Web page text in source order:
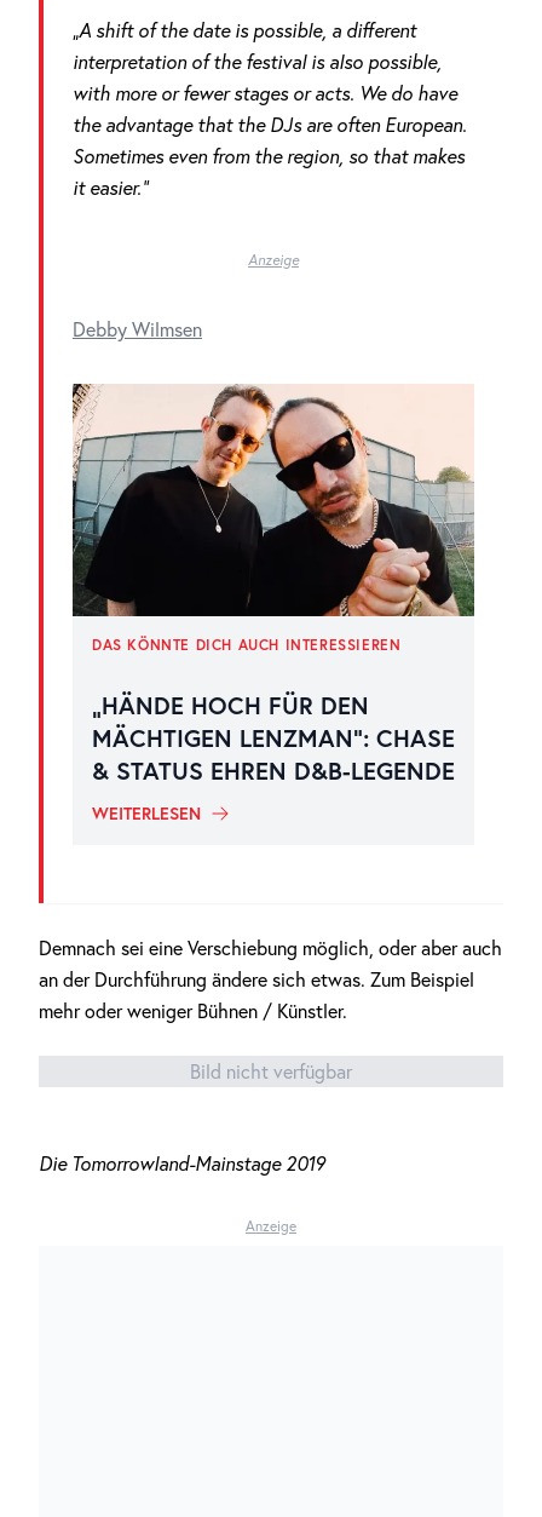
„A shift of the date is possible, a different
interpretation of the festival is also possible,
with more or fewer stages or acts. We do have
the advantage that the DJs are often European.
Sometimes even from the region, so that makes
it easier.“
Anzeige
Debby Wilmsen
DAS KÖNNTE DICH AUCH INTERESSIEREN
„HÄNDE HOCH FÜR DEN
MÄCHTIGEN LENZMAN“: CHASE
& STATUS EHREN D&B-LEGENDE
WEITERLESEN
Demnach sei eine Verschiebung möglich, oder aber auch
an der Durchführung ändere sich etwas. Zum Beispiel
mehr oder weniger Bühnen / Künstler.
Bild nicht verfügbar
Die Tomorrowland-Mainstage 2019
Anzeige